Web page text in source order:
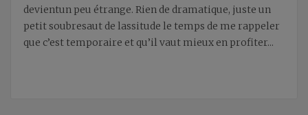
devientun peu étrange. Rien de dramatique, juste un
petit soubresaut de lassitude le temps de me rappeler
que c’est temporaire et qu’il vaut mieux en profiter...